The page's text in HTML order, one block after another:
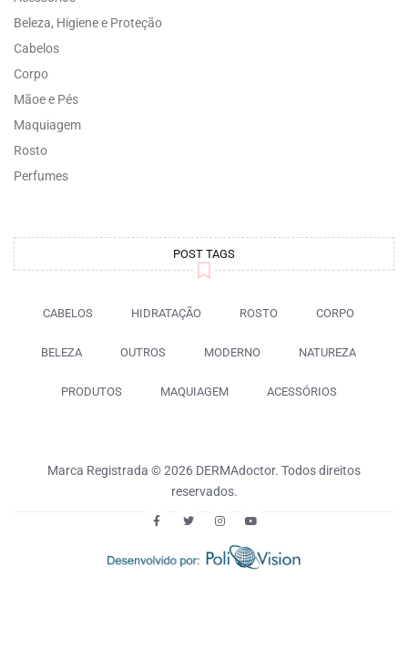
Beleza, Higiene e Proteção
Cabelos
Corpo
Mãoe e Pés
Maquiagem
Rosto
Perfumes
POST TAGS
CABELOS HIDRATAÇÃO ROSTO CORPO
BELEZA OUTROS MODERNO NATUREZA
PRODUTOS MAQUIAGEM ACESSÓRIOS
Marca Registrada © 2026 DERMAdoctor. Todos direitos
reservados.